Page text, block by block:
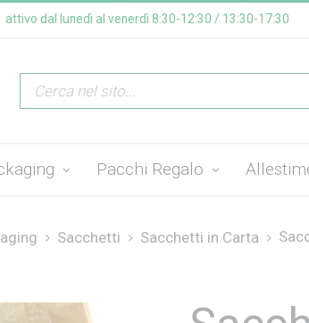
attivo dal lunedì al venerdì 8:30-12:30 / 13:30-17:30
Pacchi Regalo
Sacchetti Sacchetti in Carta